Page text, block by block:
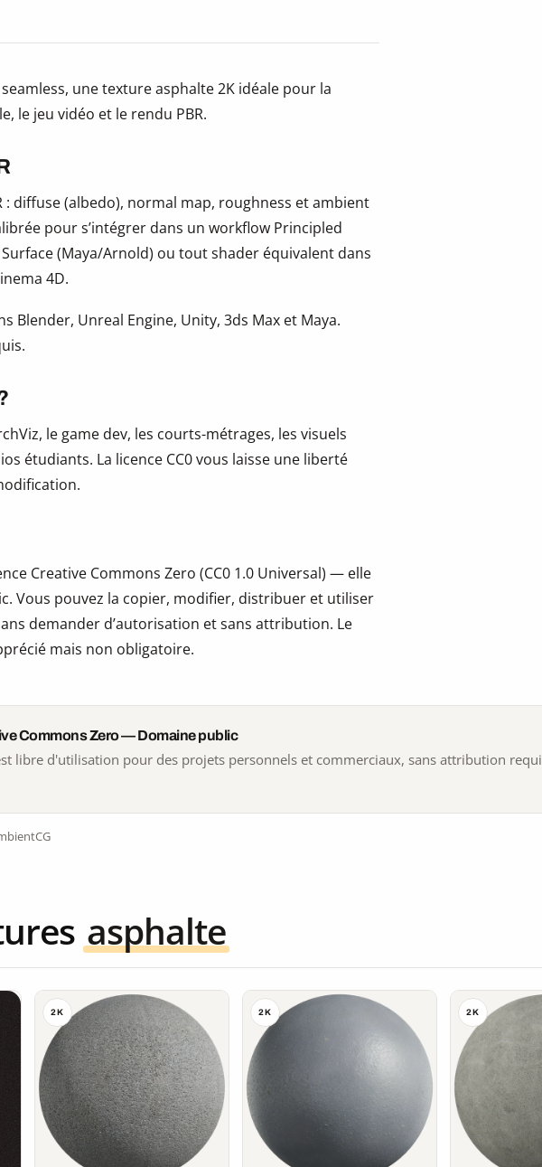
une texture asphalte 2K idéale pour la
le jeu vidéo et le rendu PBR.
: diffuse (albedo), normal map, roughness et ambient
pour s’intégrer dans un workflow Principled
Surface (Maya/Arnold) ou tout shader équivalent dans
4D.
Blender, Unreal Engine, Unity, 3ds Max et Maya.
le game dev, les courts-métrages, les visuels
étudiants. La licence CC0 vous laisse une liberté
Creative Commons Zero (CC0 1.0 Universal) — elle
Vous pouvez la copier, modifier, distribuer et utiliser
demander d’autorisation et sans attribution. Le
mais non obligatoire.
Commons Zero — Domaine public
libre d'utilisation pour des projets personnels et commerciaux, sans attribution
asphalte
2K 2K 2K